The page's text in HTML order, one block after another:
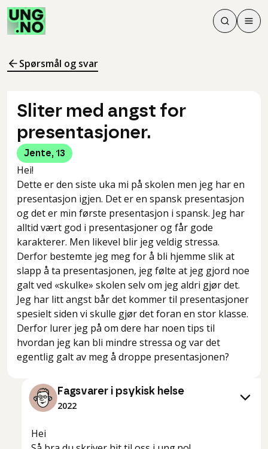
Søk
Søk
Meny
Spørsmål og svar
Sliter med angst for
presentasjoner.
Jente, 13
Hei!
Dette er den siste uka mi på skolen men jeg har en
presentasjon igjen. Det er en spansk presentasjon
og det er min første presentasjon i spansk. Jeg har
alltid vært god i presentasjoner og får gode
karakterer. Men likevel blir jeg veldig stressa.
Derfor bestemte jeg meg for å bli hjemme slik at
slapp å ta presentasjonen, jeg følte at jeg gjord noe
galt ved «skulke» skolen selv om jeg aldri gjør det.
Jeg har litt angst bår det kommer til presentasjoner
spesielt siden vi skulle gjør det foran en stor klasse.
Derfor lurer jeg på om dere har noen tips til
hvordan jeg kan bli mindre stressa og var det
egentlig galt av meg å droppe presentasjonen?
Fagsvarer i psykisk helse
2022
Hei